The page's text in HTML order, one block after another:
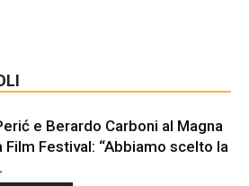
e Berardo Carboni al Magna
Film Festival: “Abbiamo scelto la